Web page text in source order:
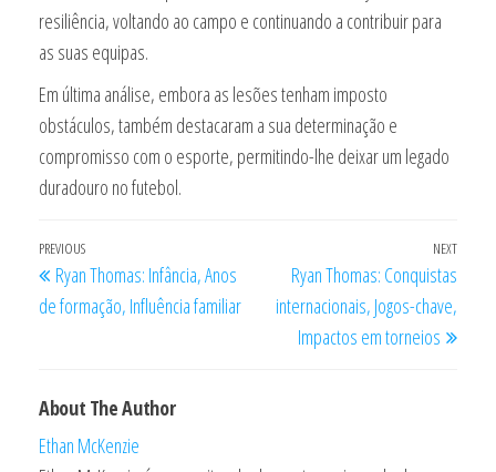
resiliência, voltando ao campo e continuando a contribuir para
as suas equipas.
Em última análise, embora as lesões tenham imposto
obstáculos, também destacaram a sua determinação e
compromisso com o esporte, permitindo-lhe deixar um legado
duradouro no futebol.
Post
navigation
Previous
Post
PREVIOUS
Ryan Thomas: Infância, Anos
de formação, Influência familiar
Next
NEXT
Ryan Thomas: Conquistas
internacionais, Jogos-chave,
Impactos em torneios
About The Author
Ethan McKenzie